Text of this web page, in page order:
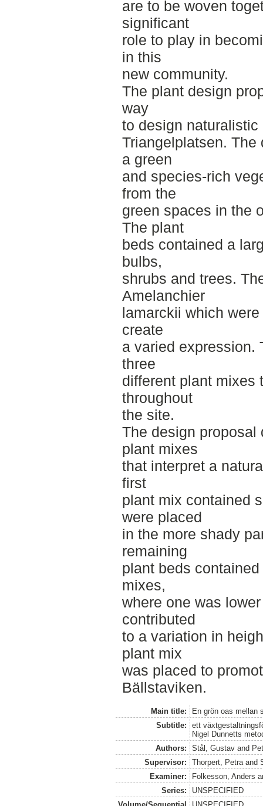
are to be woven
significant
role to play in
in this
new community.
The plant design
way
to design
Triangelplatsen.
a green
and species-rich
from the
green spaces in the
The plant
beds contained a
bulbs,
shrubs and trees.
Amelanchier
lamarckii which
create
a varied expression.
three
different plant mixes
throughout
the site.
The design proposal
plant mixes
that interpret a
first
plant mix contained
were placed
in the more shady
remaining
plant beds
mixes,
where one was
contributed
to a variation in
plant mix
was placed to
Bällstaviken.
Main title:
En grön oas mellan
Subtitle:
ett
Nigel Dunnetts
Authors:
Stål, Gustav and
Supervisor:
Thorpert, Petra and
Examiner:
Folkesson, Anders
Series:
UNSPECIFIED